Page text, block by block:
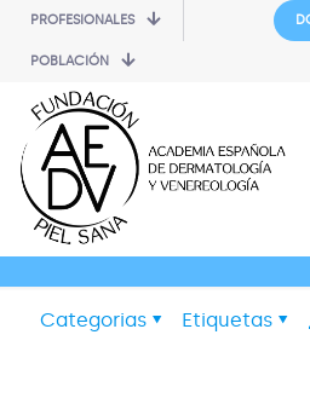
PROFESIONALES
POBLACIÓN
Categorias Etiquetas